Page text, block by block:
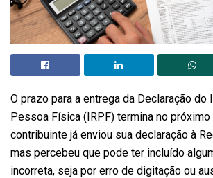
O prazo para a entrega da Declaração do
Pessoa Física (IRPF) termina no próximo
contribuinte já enviou sua declaração à
mas percebeu que pode ter incluído
incorreta, seja por erro de digitação ou